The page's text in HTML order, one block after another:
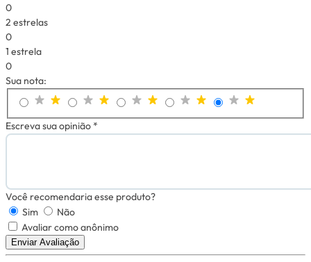
0
2 estrelas
0
1 estrela
0
Sua nota:
Escreva sua opinião *
Você recomendaria esse produto?
Sim
Não
Avaliar como anônimo
Enviar Avaliação